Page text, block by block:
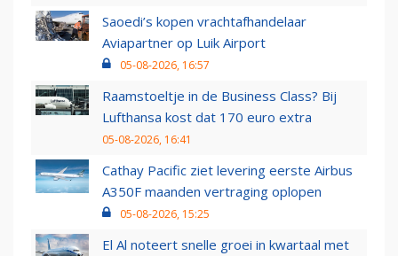
Saoedi’s kopen vrachtafhandelaar
Aviapartner op Luik Airport
05-08-2026, 16:57
Raamstoeltje in de Business Class? Bij
Lufthansa kost dat 170 euro extra
05-08-2026, 16:41
Cathay Pacific ziet levering eerste Airbus
A350F maanden vertraging oplopen
05-08-2026, 15:25
El Al noteert snelle groei in kwartaal met